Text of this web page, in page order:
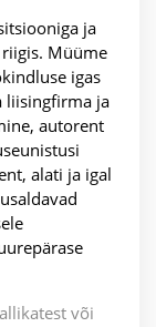
ja
Müüme
igas
liisingfirma ja
autorent
alati ja igal
või